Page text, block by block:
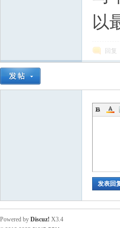
以
回复
发表回
Powered by Discuz! X3.4